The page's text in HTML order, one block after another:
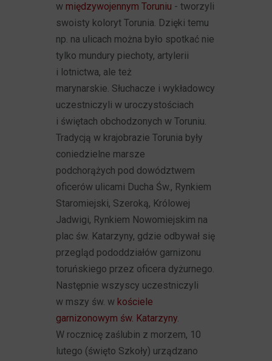
w międzywojennym Toruniu - tworzyli
swoisty koloryt Torunia. Dzięki temu
np. na ulicach można było spotkać nie
tylko mundury piechoty, artylerii
i lotnictwa, ale też
marynarskie. Słuchacze i wykładowcy
uczestniczyli w uroczystościach
i świętach obchodzonych w Toruniu.
Tradycją w krajobrazie Torunia były
coniedzielne marsze
podchorążych pod dowództwem
oficerów ulicami Ducha Św., Rynkiem
Staromiejski, Szeroką, Królowej
Jadwigi, Rynkiem Nowomiejskim na
plac św. Katarzyny, gdzie odbywał się
przegląd pododdziałów garnizonu
toruńskiego przez oficera dyżurnego.
Następnie wszyscy uczestniczyli
w mszy św. w kościele
garnizonowym św. Katarzyny.
W rocznicę zaślubin z morzem, 10
lutego (święto Szkoły) urządzano